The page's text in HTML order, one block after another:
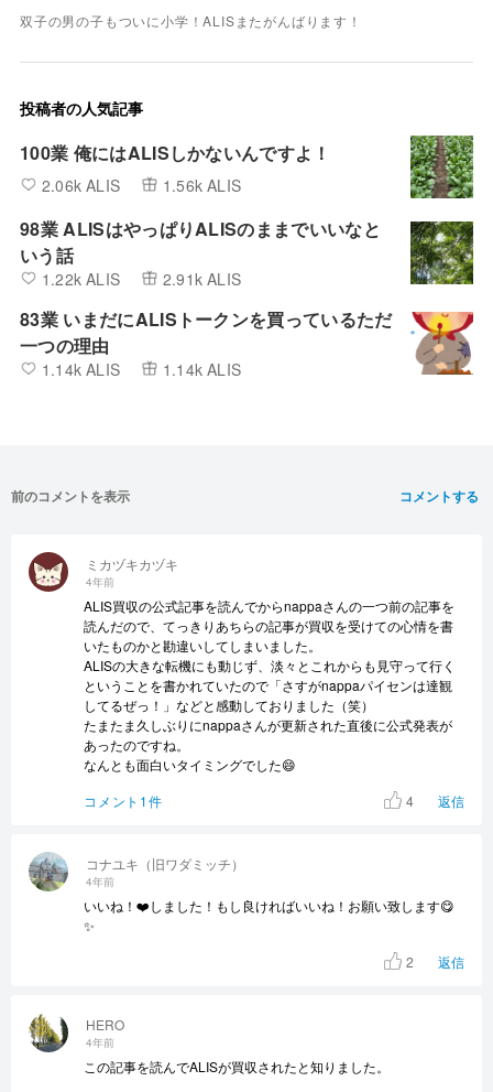
双子の男の子もついに小学！ALISまたがんばります！
投稿者の人気記事
100業 俺にはALISしかないんですよ！
2.06k ALIS 1.56k ALIS
98業 ALISはやっぱりALISのままでいいなと
いう話
1.22k ALIS 2.91k ALIS
83業 いまだにALISトークンを買っているただ
一つの理由
1.14k ALIS 1.14k ALIS
コメントする
前のコメントを表示
HERO
4年前
この記事を読んでALISが買収されたと知りました。
コナユキ（旧ワダミッチ）
4年前
いいね！❤️しました！もし良ければいいね！お願い致します😋
✨
2
返信
ミカヅキカヅキ
4年前
ALIS買収の公式記事を読んでからnappaさんの一つ前の記事を
読んだので、てっきりあちらの記事が買収を受けての心情を書
いたものかと勘違いしてしまいました。
ALISの大きな転機にも動じず、淡々とこれからも見守って行く
ということを書かれていたので「さすがnappaパイセンは達観
してるぜっ！」などと感動しておりました（笑）
たまたま久しぶりにnappaさんが更新された直後に公式発表が
あったのですね。
なんとも面白いタイミングでした😄
コメント1件
4 返信